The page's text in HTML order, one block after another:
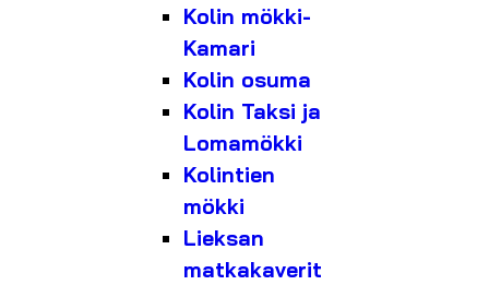
Kolin mökki-
Kamari
Kolin osuma
Kolin Taksi ja
Lomamökki
Kolintien
mökki
Lieksan
matkakaverit